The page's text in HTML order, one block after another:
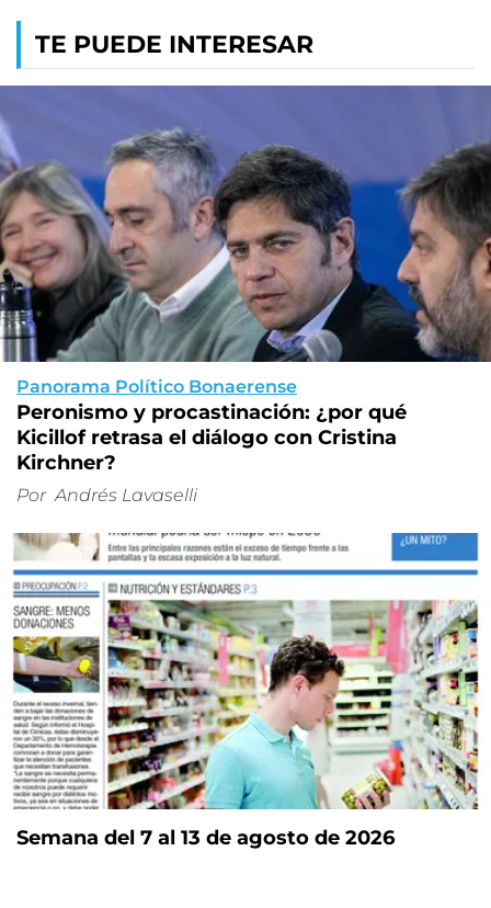
TE PUEDE INTERESAR
Panorama Político Bonaerense
Peronismo y procastinación: ¿por qué
Kicillof retrasa el diálogo con Cristina
Kirchner?
Por Andrés Lavaselli
Semana del 7 al 13 de agosto de 2026